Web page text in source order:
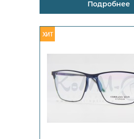
Подробнее